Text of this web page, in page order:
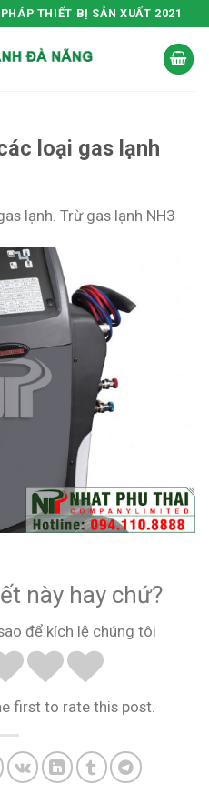
THIẾT BỊ SẢN XUẤT 2021
loại gas lạnh
lạnh. Trừ gas lạnh NH3
này hay chứ?
để kích lệ chúng tôi
first to rate this post.